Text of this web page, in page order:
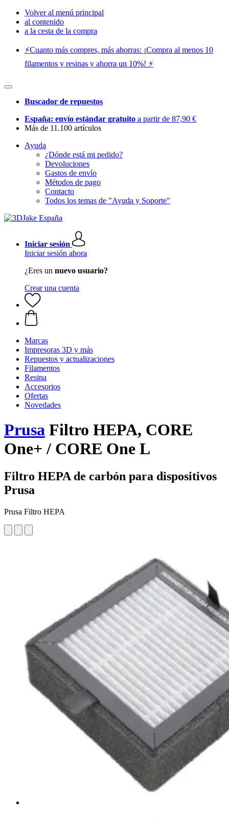
Volver al menú principal
al contenido
a la cesta de la compra
⚡️Cuanto más compres, más ahorras: ¡Compra al menos 10
filamentos y resinas y ahorra un 10%! ⚡️
Buscador de repuestos
España: envío estándar gratuito a partir de 87,90 €
Más de 11.100 artículos
Ayuda
¿Dónde está mi pedido?
Devoluciones
Gastos de envío
Métodos de pago
Contacto
Todos los temas de "Ayuda y Soporte"
Iniciar sesión
Iniciar sesión ahora
¿Eres un nuevo usuario?
Crear una cuenta
Marcas
Impresoras 3D y más
Repuestos y actualizaciones
Filamentos
Resina
Accesorios
Ofertas
Novedades
Prusa Filtro HEPA, CORE
One+ / CORE One L
Filtro HEPA de carbón para dispositivos
Prusa
Prusa Filtro HEPA